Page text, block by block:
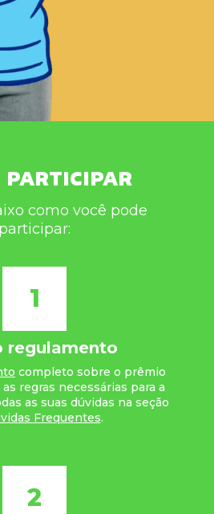
PARTICIPAR
como você pode
participar:
1
regulamento
completo sobre o prêmio
regras necessárias para a
as suas dúvidas na seção
Frequentes.
2